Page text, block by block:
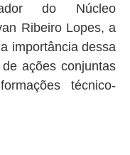
do Núcleo
Ribeiro Lopes, a
importância dessa
ações conjuntas
técnico-